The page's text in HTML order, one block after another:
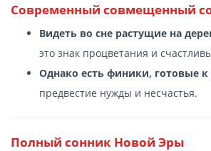
Современный cовмещенный
Видеть во сне растущие на
это знак процветания и
Однако есть финики, готовые
предвестие нужды и несчастья.
Полный сонник Новой Эры